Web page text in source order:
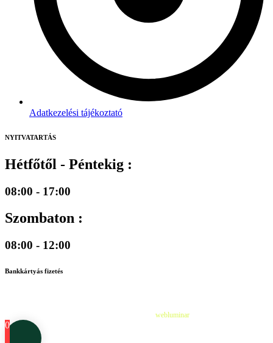
Adatkezelési tájékoztató
NYITVATARTÁS
Hétfőtől - Péntekig :
08:00 - 17:00
Szombaton :
08:00 - 12:00
Bankkártyás fizetés
webluminar
0